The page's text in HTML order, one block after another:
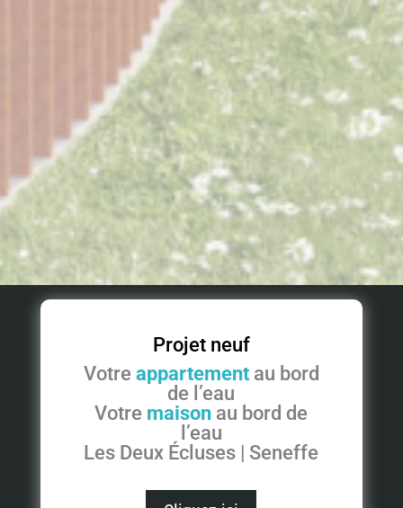
Projet neuf
Votre appartementau bord
de l’eau
Votre maison au bord de
l’eau
Les Deux Écluses | Seneffe